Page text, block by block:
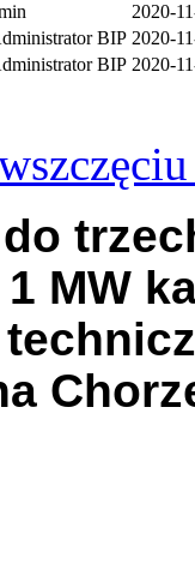
2020-
BIP 2020-
BIP 2020-
MW